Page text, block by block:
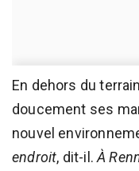
En dehors du
doucement ses
nouvel
endroit, dit-il.À